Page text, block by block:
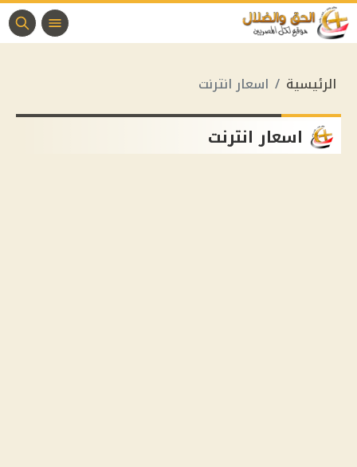
الرئيسية اسعار انترنت
اسعار انترنت